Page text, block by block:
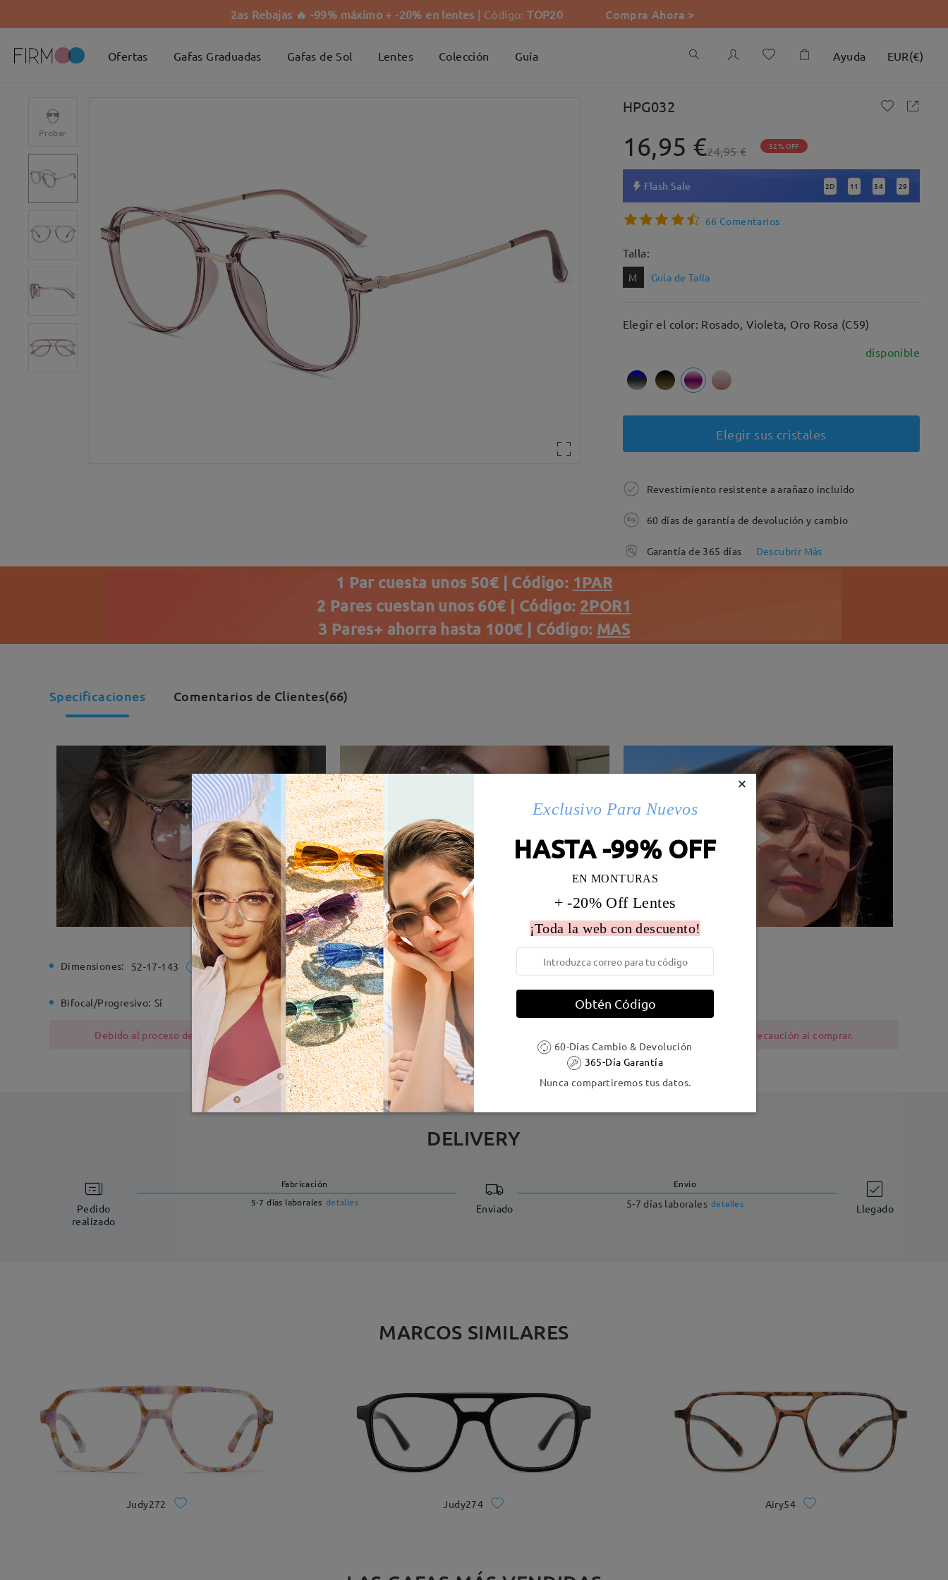
2as Rebajas 🔥 -99% máximo + -20% en lentes | Código:TOP20 Compra Ahora >
Ofertas Gafas Graduadas Gafas de Sol Lentes Colección Guía Ayuda EUR(€)
Probar
HPG032
16,95 €24,95 € 32% OFF
Flash Sale 2D : 11 : 34 : 28
66 Comentarios
Talla:
M Guía de Talla
Elegir el color: Rosado, Violeta, Oro Rosa (C59)
disponible
Elegir sus cristales
Revestimiento resistente a arañazo incluído
60 días de garantía de devolución y cambio
Garantía de 365 días Descubrir Más
1 Par cuesta unos 50€ | Código: 1PAR
2 Pares cuestan unos 60€ | Código: 2POR1
3 Pares+ ahorra hasta 100€ | Código: MAS
Specificaciones Comentarios de Clientes(66)
Dimensiones: 52-17-143 Ancho de la montura: 133 mm (Medio ) Diametro de lentes: 55 mm
Bifocal/Progresivo: Sí Bisagra de resorte: No Material de la montura: Tr ,Metal
Debido al proceso de fabricación, las monturas metálicas contienen níquel. Los clientes con antecedentes de alergia al níquel deben tener precaución al comprar.
DELIVERY
Pedido
realizado
Fabricación
5-7 días laborales detalles Enviado
Envío
5-7 días laborales detalles Llegado
MARCOS SIMILARES
Judy272 Judy274 Airy54
×
Exclusivo Para Nuevos
HASTA -99% OFF
EN MONTURAS
+ -20% Off Lentes
¡Toda la web con descuento!
Obtén Código
60-Días Cambio & Devolución
365-Día Garantía
Nunca compartiremos tus datos.